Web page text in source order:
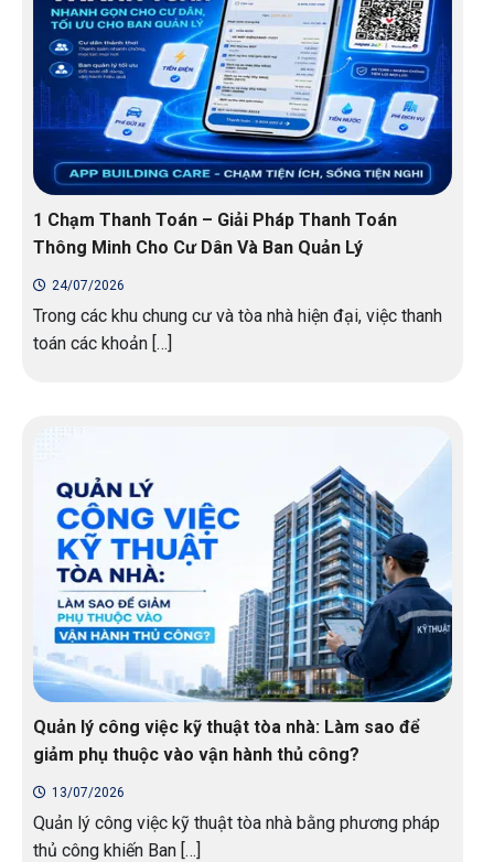
1 Chạm Thanh Toán – Giải Pháp Thanh Toán
Thông Minh Cho Cư Dân Và Ban Quản Lý
24/07/2026
Trong các khu chung cư và tòa nhà hiện đại, việc thanh
toán các khoản […]
Quản lý công việc kỹ thuật tòa nhà: Làm sao để
giảm phụ thuộc vào vận hành thủ công?
13/07/2026
Quản lý công việc kỹ thuật tòa nhà bằng phương pháp
thủ công khiến Ban […]